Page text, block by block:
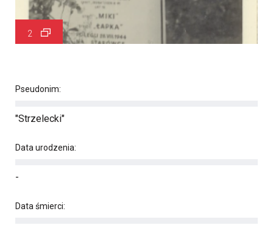
2
Pseudonim:
"Strzelecki"
Data urodzenia:
-
Data śmierci: